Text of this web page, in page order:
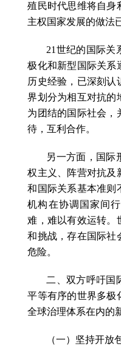
殖民时代思维将自身
主权国家发展的做法
21世纪的国际关
极化和新型国际关系
历史经验，已深刻认
界划分为相互对抗的
为团结的国际社会，
待，互利合作。
另一方面，国际
权主义、阵营对抗及
和国际关系基本准则
机构在协调国家间
难，难以有效运转。
和挑战，存在国际社
危险。
二、双方呼吁国
平等有序的世界多极
全球治理体系在内的
（一）坚持开放